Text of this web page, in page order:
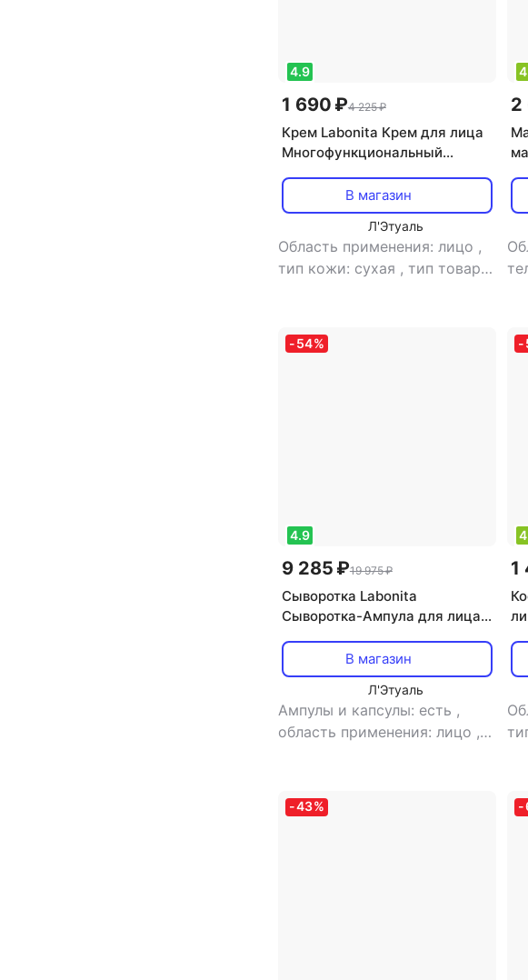
4.9
1 690 ₽4 225 ₽
Крем Labonita Крем для лица
Многофункциональный
крем для сухой кожи 50.0
В магазин
Л'Этуаль
Область применения: лицо ,
тип кожи: сухая , тип товара:
тонизирующий, увлажнение
2
-54%
4.9
9 285 ₽19 975 ₽
Сыворотка Labonita
Сыворотка-Ампула для лица
В магазин
Л'Этуаль
Ампулы и капсулы: есть ,
область применения: лицо ,
эффект: борьба с
морщинами, питание,
-
1
-43% -